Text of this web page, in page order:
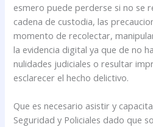
esmero puede perderse si no se
cadena de custodia, las
momento de recolectar,
la evidencia digital ya que de no
nulidades judiciales o resultar
esclarecer el hecho delictivo.
Que es necesario asistir y
Seguridad y Policiales dado que